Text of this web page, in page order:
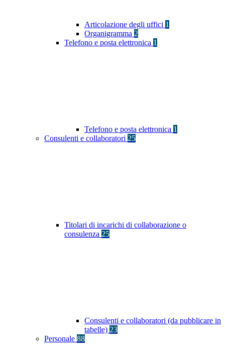
Articolazione degli uffici 1
Organigramma 2
Telefono e posta elettronica 1
Telefono e posta elettronica 1
Consulenti e collaboratori 25
Titolari di incarichi di collaborazione o
consulenza 25
Consulenti e collaboratori (da pubblicare in
tabelle) 23
Personale 88